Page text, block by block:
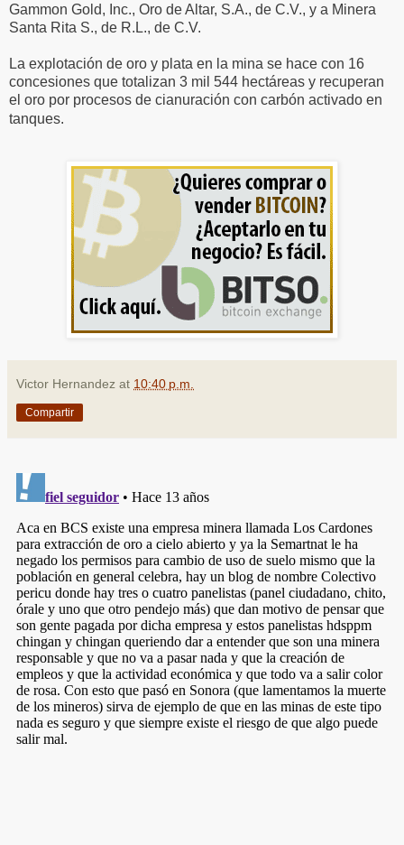
Gammon Gold, Inc., Oro de Altar, S.A., de C.V., y a Minera
Santa Rita S., de R.L., de C.V.
La explotación de oro y plata en la mina se hace con 16
concesiones que totalizan 3 mil 544 hectáreas y recuperan
el oro por procesos de cianuración con carbón activado en
tanques.
Victor Hernandez at 10:40 p.m.
Compartir